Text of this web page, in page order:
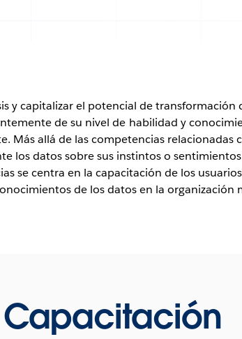
y capitalizar el potencial de
de su nivel de habilidad y
Más allá de las competencias relacionadas
los datos sobre sus instintos o
se centra en la capacitación de los
de los datos en la organización
Capacitación